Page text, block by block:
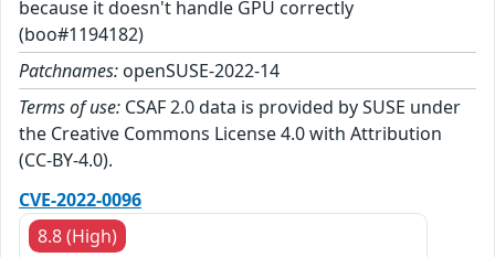
because it doesn't handle GPU correctly
(boo#1194182)
Patchnames: openSUSE-2022-14
Terms of use: CSAF 2.0 data is provided by SUSE under
the Creative Commons License 4.0 with Attribution
(CC-BY-4.0).
CVE-2022-0096
8.8 (High)